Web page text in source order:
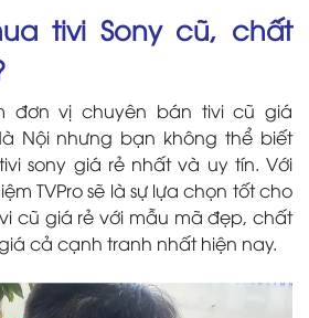
tivi Sony cũ, chất
đơn vị chuyên bán tivi cũ giá
Nội nhưng bạn không thể biết
sony giá rẻ nhất và uy tín. Với
TVPro sẽ là sự lựa chọn tốt cho
cũ giá rẻ với mẫu mã đẹp, chất
cả cạnh tranh nhất hiện nay.